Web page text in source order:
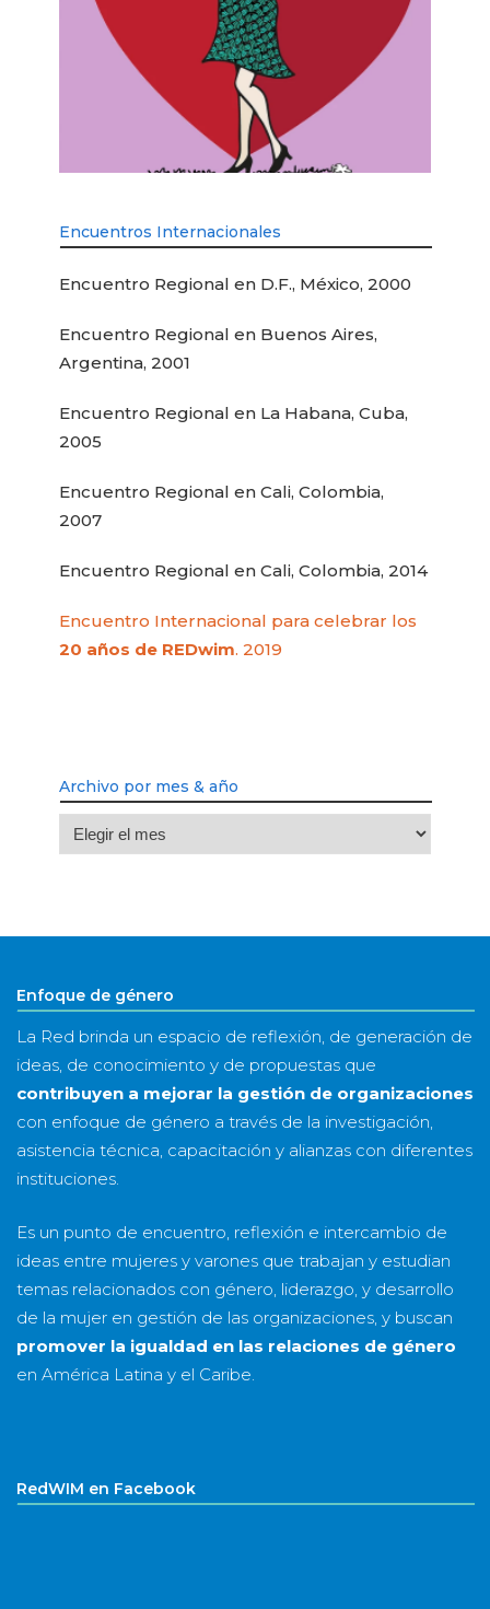
Encuentros Internacionales
Encuentro Regional en D.F., México, 2000
Encuentro Regional en Buenos Aires,
Argentina, 2001
Encuentro Regional en La Habana, Cuba,
2005
Encuentro Regional en Cali, Colombia,
2007
Encuentro Regional en Cali, Colombia, 2014
Encuentro Internacional para celebrar los
20 años de REDwim. 2019
Archivo por mes & año
Archivo
por
año
Enfoque de género
La Red brinda un espacio de reflexión, de generación de
ideas, de conocimiento y de propuestas que
contribuyen a mejorar la gestión de organizaciones
con enfoque de género a través de la investigación,
asistencia técnica, capacitación y alianzas con diferentes
instituciones.
Es un punto de encuentro, reflexión e intercambio de
ideas entre mujeres y varones que trabajan y estudian
temas relacionados con género, liderazgo, y desarrollo
de la mujer en gestión de las organizaciones, y buscan
promover la igualdad en las relaciones de género
en América Latina y el Caribe.
RedWIM en Facebook